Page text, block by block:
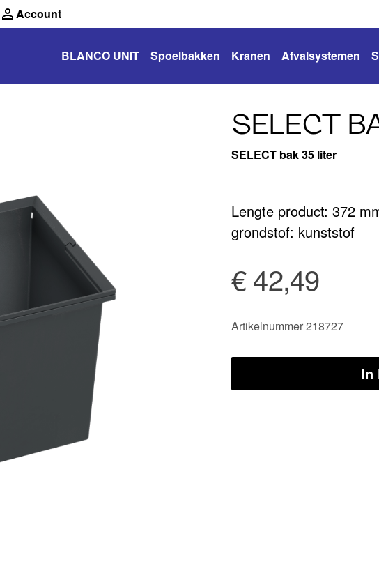
Account
BLANCO UNIT Spoelbakken Kranen Afvalsystemen
SELECT
SELECT bak 35 liter
Lengte product: 372
grondstof: kunststof
€ 42,49
Artikelnummer 218727
In